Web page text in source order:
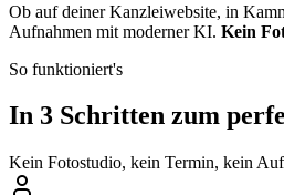
Ob auf deiner Kanzleiwebsite, in
Aufnahmen mit moderner KI. Kein
So funktioniert's
In 3 Schritten zum
Kein Fotostudio, kein Termin, kein